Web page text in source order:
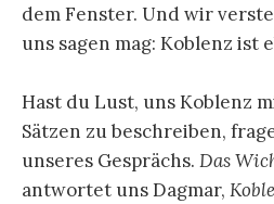
dem Fenster. Und wir
uns sagen mag: Koblenz ist
Hast du Lust, uns Koblenz
Sätzen zu beschreiben,
unseres Gesprächs. Das
antwortet uns Dagmar,